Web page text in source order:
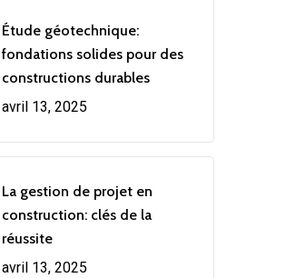
Étude géotechnique:
fondations solides pour des
constructions durables
avril 13, 2025
La gestion de projet en
construction: clés de la
réussite
avril 13, 2025